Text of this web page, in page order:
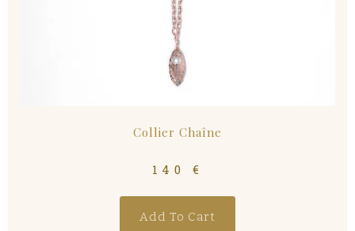
Collier Chaîne
140 €
Add To Cart